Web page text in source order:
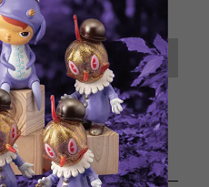
available
out
まいの方向け
ていただきます。